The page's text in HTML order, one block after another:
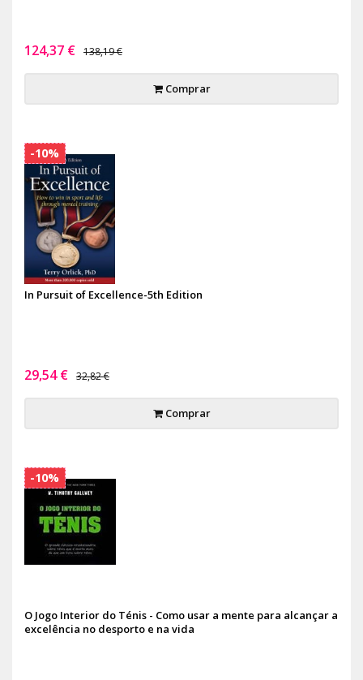
124,37 € 138,19 €
Comprar
In Pursuit of Excellence-5th Edition
29,54 € 32,82 €
Comprar
-10%
O Jogo Interior do Ténis - Como usar a mente para alcançar a
excelência no desporto e na vida
-10%